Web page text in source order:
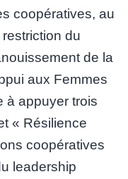
coopératives, au
du
de la
aux Femmes
à appuyer trois
« Résilience
coopératives
leadership